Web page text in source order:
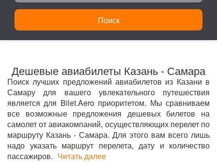
Поиск
Дешевые авиабилеты Казань - Самара
Поиск лучших предложений авиабилетов из Казани в
Самару для вашего увлекательного путешествия
является для Bilet.Aero приоритетом. Мы сравниваем
все возможные предложения дешевых билетов на
самолет от авиакомпаний, осуществляющих перелет по
маршруту Казань - Самара. Для этого вам всего лишь
надо указать маршрут перелета, дату и количество
пассажиров. Читать далее